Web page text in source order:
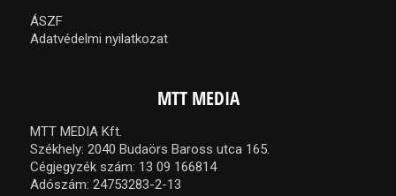
ÁSZF
Adatvédelmi nyilatkozat
MTT MEDIA
MTT MEDIA Kft.
Székhely: 2040 Budaörs Baross utca 165.
Cégjegyzék szám: 13 09 166814
Adószám: 24753283-2-13